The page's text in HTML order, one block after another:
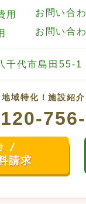
用 お問い合
お問い合
千代市島田55-1
域特化！施設紹
請求